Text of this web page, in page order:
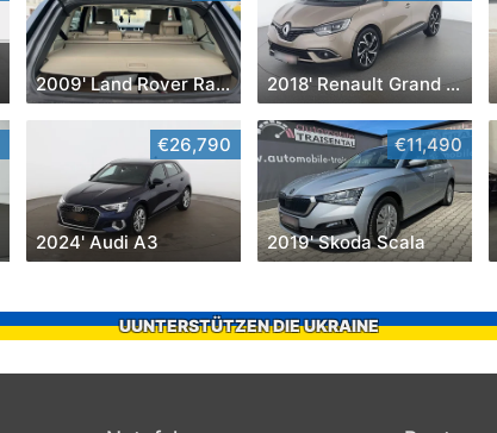
2009' Land Rover Range Rover Sport 2018' Renault Grand Scenic
€26,790
2024' Audi A3
€11,490
2019' Skoda Scala
UUNTERSTÜTZEN DIE UKRAINE